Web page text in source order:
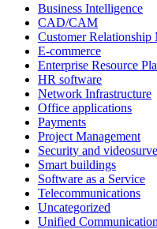
Business Intelligence
CAD/CAM
Customer Relationship
E-commerce
Enterprise Resource
HR software
Network Infrastructure
Office applications
Payments
Project Management
Security and
Smart buildings
Software as a Service
Telecommunications
Uncategorized
Unified